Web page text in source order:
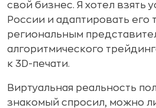
свой бизнес. Я хотел взять
России и адаптировать его
региональным
алгоритмического
к 3D-печати.
Виртуальная реальность
знакомый спросил, можно